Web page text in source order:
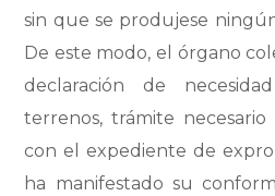
sin que se produjese
De este modo, el órgano
declaración de
terrenos, trámite
con el expediente de
ha manifestado su